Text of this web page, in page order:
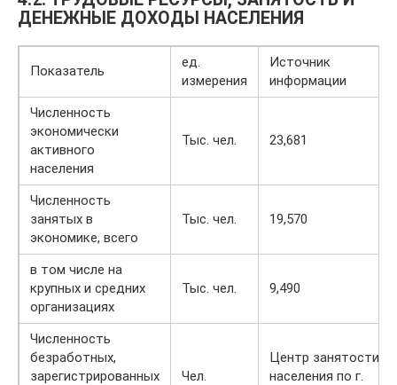
ДЕНЕЖНЫЕ ДОХОДЫ НАСЕЛЕНИЯ
Показатель
ед.
измерения
Источник
информации
Численность
экономически
активного
населения
Тыс. чел. 23,681
Численность
занятых в
экономике, всего
Тыс. чел. 19,570
в том числе на
крупных и средних
организациях
Тыс. чел. 9,490
Численность
безработных,
зарегистрированных
Чел.
Центр занятости
населения по г.